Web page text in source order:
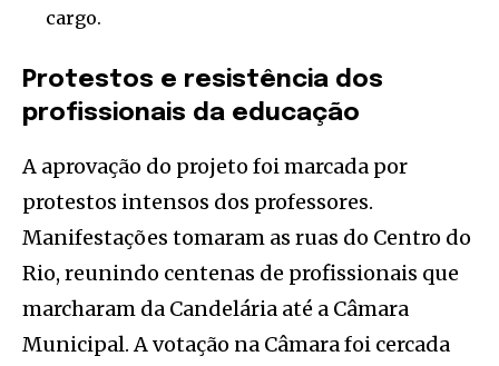
cargo.
Protestos e resistência dos
profissionais da educação
A aprovação do projeto foi marcada por
protestos intensos dos professores.
Manifestações tomaram as ruas do Centro do
Rio, reunindo centenas de profissionais que
marcharam da Candelária até a Câmara
Municipal. A votação na Câmara foi cercada